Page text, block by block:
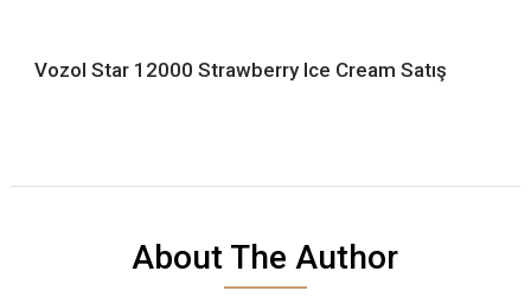
Vozol Star 12000 Strawberry Ice Cream Satış
About The Author